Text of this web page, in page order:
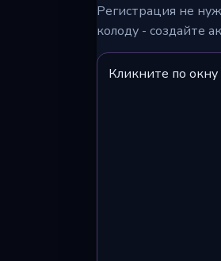
Регистрация не
колоду - создайте
Кликните по